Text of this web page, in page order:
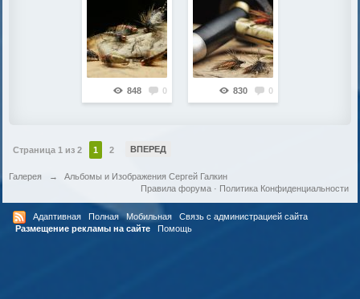
848 0 830 0
Страница 1 из 2 1 2 ВПЕРЕД
Галерея →
Альбомы и Изображения Сергей Галкин
Политика Конфиденциальности
Правила форума·
Адаптивная Полная Мобильная
Связь с администрацией сайта
Размещение рекламы на сайте
Помощь